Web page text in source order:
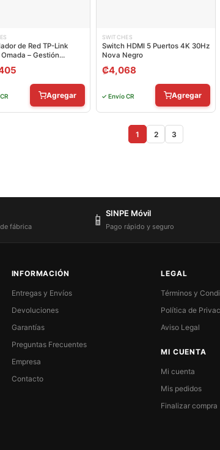
de Red TP-Link
– Gestión
Agregar
SWITCHES
Switch HDMI 5 Puertos 4K 30Hz
Nova Negro
₡4,068
✓ Envío CR Agregar
1 2 3
fábrica 📱 SINPE Móvil
Pago rápido y seguro
INFORMACIÓN
Entregas y Envíos
Devoluciones
Garantías
Preguntas Frecuentes
Empresa
Contacto
LEGAL
Términos y
Política de
Aviso Legal
MI CUENTA
Mi cuenta
Mis pedidos
Finalizar compra